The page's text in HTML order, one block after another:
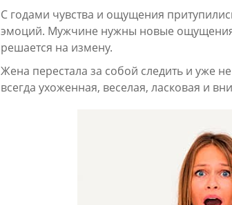
С годами чувства и ощущения
эмоций. Мужчине нужны новые
решается на измену.
Жена перестала за собой следить и уже
всегда ухоженная, веселая, ласковая и